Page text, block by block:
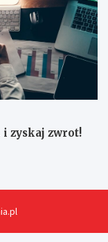
i zyskaj zwrot!